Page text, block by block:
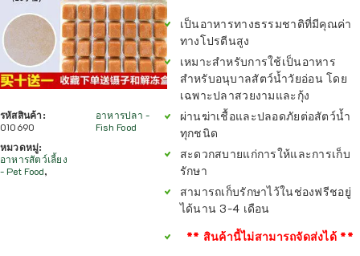
รหัสสินค้า:
010690
หมวดหมู่:
อาหารสัตว์เลี้ยง
- Pet Food,
อาหารปลา -
Fish Food
เป็นอาหารทางธรรมชาติที่มีคุณค่า
ทางโปรตีนสูง
เหมาะสำหรับการใช้เป็นอาหาร
สำหรับอนุบาลสัตว์น้ำวัยอ่อน โดย
เฉพาะปลาสวยงามและกุ้ง
ผ่านฆ่าเชื้อและปลอดภัยต่อสัตว์น้ำ
ทุกชนิด
สะดวกสบายแก่การให้และการเก็บ
รักษา
สามารถเก็บรักษาไว้ในช่องฟรีชอยู่
ได้นาน 3-4 เดือน
** สินค้านี้ไม่สามารถจัดส่งได้ **